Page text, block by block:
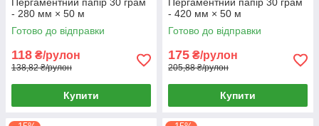
Пергаментний папір 30 грам
- 280 мм × 50 м
Готово до відправки
118 ₴/рулон
138,82 ₴/рулон
Купити
Пергаментний папір 30 грам
- 420 мм × 50 м
Готово до відправки
175 ₴/рулон
205,88 ₴/рулон
Купити